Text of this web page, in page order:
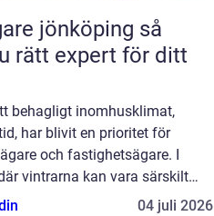
jönköping så
rätt expert för ditt
behagligt inomhusklimat,
har blivit en prioritet för
och fastighetsägare. I
vintrarna kan vara särskilt
visat sig vara en
04 juli 2026